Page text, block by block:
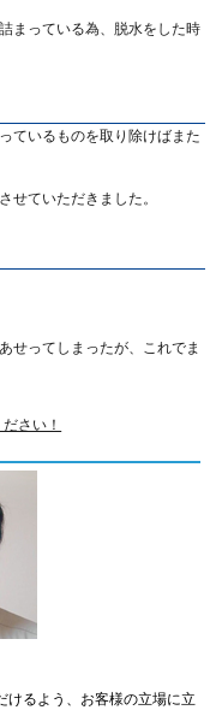
まっている為、脱水をした時
ているものを取り除けばまた
せていただきました。
せってしまったが、これでま
さい！
けるよう、お客様の立場に立